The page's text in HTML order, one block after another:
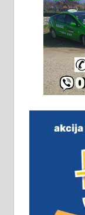
Издајем
халу на
плацу
064/321-
м2 са
виру у
замена.